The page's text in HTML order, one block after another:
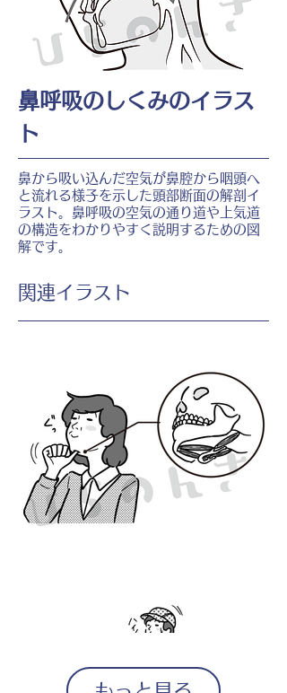
鼻呼吸のしくみのイラス
ト
鼻から吸い込んだ空気が鼻腔から咽頭へ
と流れる様子を示した頭部断面の解剖イ
ラスト。鼻呼吸の空気の通り道や上気道
の構造をわかりやすく説明するための図
解です。
​関連イラスト